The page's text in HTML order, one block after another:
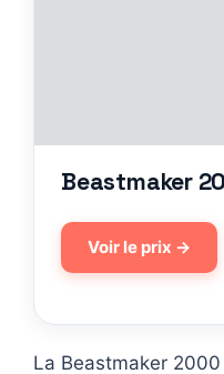
Beastmaker
Voir le prix →
La Beastmaker